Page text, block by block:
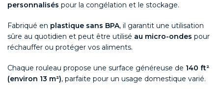
personnalisés pour la congélation et le stockage.
Fabriqué en plastique sans BPA, il garantit une utilisation
sûre au quotidien et peut être utilisé au micro-ondes pour
réchauffer ou protéger vos aliments.
Chaque rouleau propose une surface généreuse de 140 ft²
(environ 13 m²), parfaite pour un usage domestique varié.